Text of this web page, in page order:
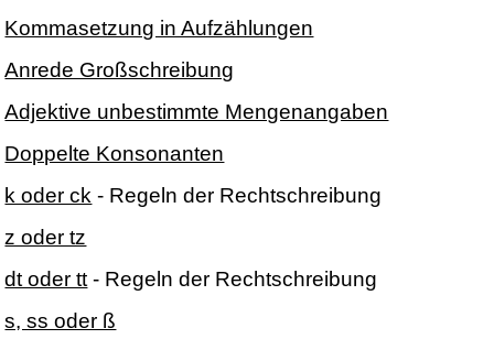
Kommasetzung in Aufzählungen
Anrede Großschreibung
Adjektive unbestimmte Mengenangaben
Doppelte Konsonanten
k oder ck - Regeln der Rechtschreibung
z oder tz
dt oder tt- Regeln der Rechtschreibung
s, ss oder ß